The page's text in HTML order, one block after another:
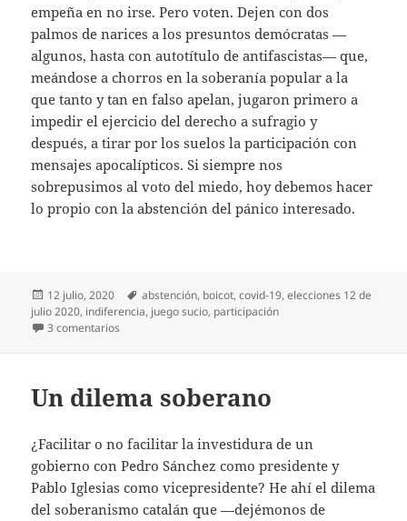
empeña en no irse. Pero voten. Dejen con dos
palmos de narices a los presuntos demócratas —
algunos, hasta con autotítulo de antifascistas— que,
meándose a chorros en la soberanía popular a la
que tanto y tan en falso apelan, jugaron primero a
impedir el ejercicio del derecho a sufragio y
después, a tirar por los suelos la participación con
mensajes apocalípticos. Si siempre nos
sobrepusimos al voto del miedo, hoy debemos hacer
lo propio con la abstención del pánico interesado.
Publicado
el
12 julio, 2020 Etiquetas
abstención, boicot,covid-19,elecciones 12 de
julio 2020, indiferencia, juego sucio, participación
3 comentarios
Un dilema soberano
¿Facilitar o no facilitar la investidura de un
gobierno con Pedro Sánchez como presidente y
Pablo Iglesias como vicepresidente? He ahí el dilema
del soberanismo catalán que —dejémonos de